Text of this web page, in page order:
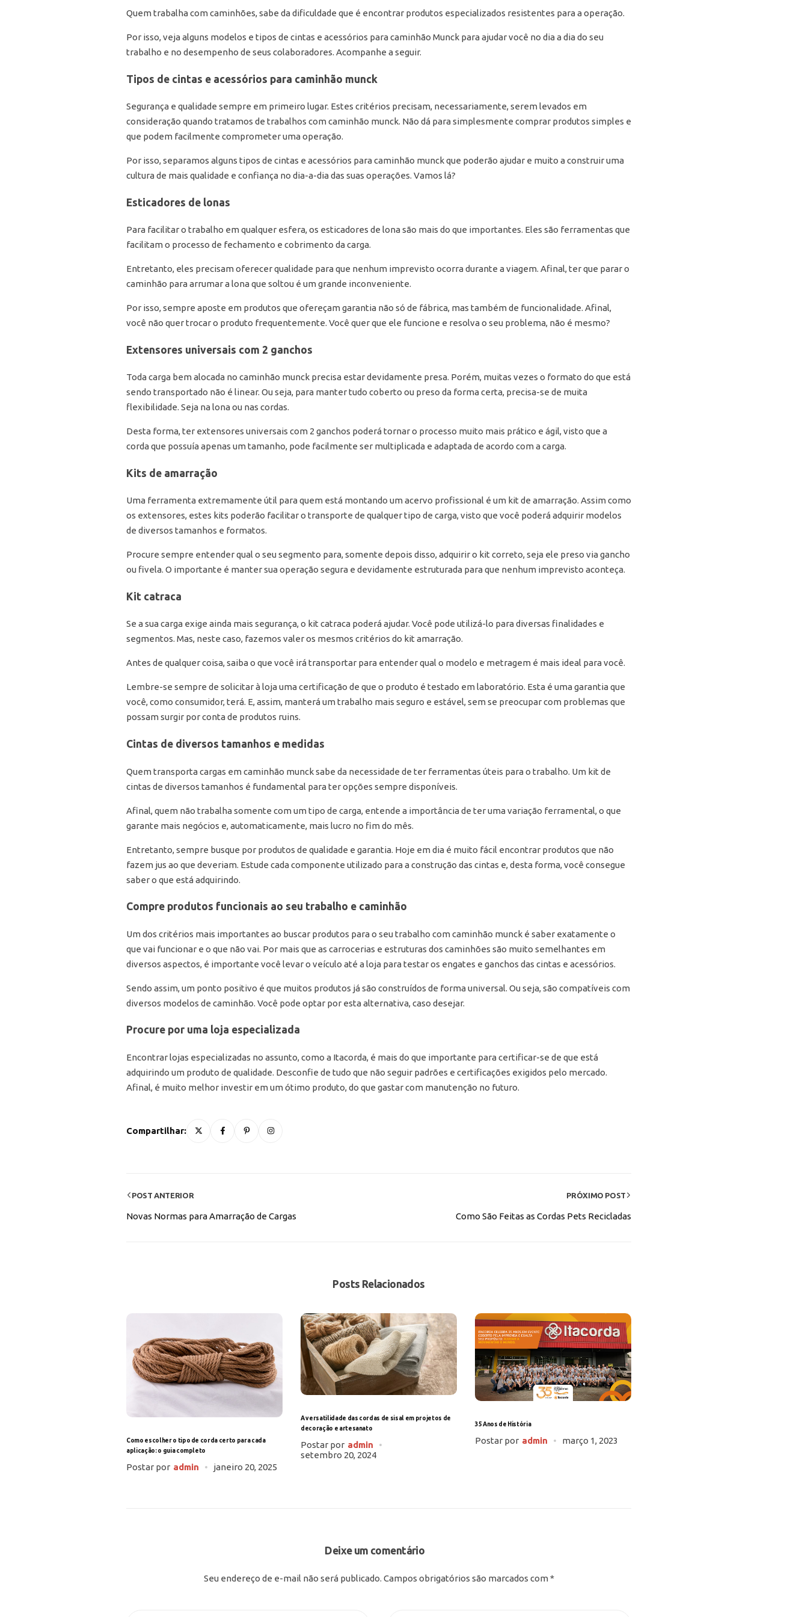
Quem trabalha com caminhões, sabe da dificuldade que é encontrar produtos especializados resistentes para a operação.
Por isso, veja alguns modelos e tipos de cintas e acessórios para caminhão Munck para ajudar você no dia a dia do seu
trabalho e no desempenho de seus colaboradores. Acompanhe a seguir.
Tipos de cintas e acessórios para caminhão munck
Segurança e qualidade sempre em primeiro lugar. Estes critérios precisam, necessariamente, serem levados em
consideração quando tratamos de trabalhos com caminhão munck. Não dá para simplesmente comprar produtos simples e
que podem facilmente comprometer uma operação.
Por isso, separamos alguns tipos de cintas e acessórios para caminhão munck que poderão ajudar e muito a construir uma
cultura de mais qualidade e confiança no dia-a-dia das suas operações. Vamos lá?
Esticadores de lonas
Para facilitar o trabalho em qualquer esfera, os esticadores de lona são mais do que importantes. Eles são ferramentas que
facilitam o processo de fechamento e cobrimento da carga.
Entretanto, eles precisam oferecer qualidade para que nenhum imprevisto ocorra durante a viagem. Afinal, ter que parar o
caminhão para arrumar a lona que soltou é um grande inconveniente.
Por isso, sempre aposte em produtos que ofereçam garantia não só de fábrica, mas também de funcionalidade. Afinal,
você não quer trocar o produto frequentemente. Você quer que ele funcione e resolva o seu problema, não é mesmo?
Extensores universais com 2 ganchos
Toda carga bem alocada no caminhão munck precisa estar devidamente presa. Porém, muitas vezes o formato do que está
sendo transportado não é linear. Ou seja, para manter tudo coberto ou preso da forma certa, precisa-se de muita
flexibilidade. Seja na lona ou nas cordas.
Desta forma, ter extensores universais com 2 ganchos poderá tornar o processo muito mais prático e ágil, visto que a
corda que possuía apenas um tamanho, pode facilmente ser multiplicada e adaptada de acordo com a carga.
Kits de amarração
Uma ferramenta extremamente útil para quem está montando um acervo profissional é um kit de amarração. Assim como
os extensores, estes kits poderão facilitar o transporte de qualquer tipo de carga, visto que você poderá adquirir modelos
de diversos tamanhos e formatos.
Procure sempre entender qual o seu segmento para, somente depois disso, adquirir o kit correto, seja ele preso via gancho
ou fivela. O importante é manter sua operação segura e devidamente estruturada para que nenhum imprevisto aconteça.
Kit catraca
Se a sua carga exige ainda mais segurança, o kit catraca poderá ajudar. Você pode utilizá-lo para diversas finalidades e
segmentos. Mas, neste caso, fazemos valer os mesmos critérios do kit amarração.
Antes de qualquer coisa, saiba o que você irá transportar para entender qual o modelo e metragem é mais ideal para você.
Lembre-se sempre de solicitar à loja uma certificação de que o produto é testado em laboratório. Esta é uma garantia que
você, como consumidor, terá. E, assim, manterá um trabalho mais seguro e estável, sem se preocupar com problemas que
possam surgir por conta de produtos ruins.
Cintas de diversos tamanhos e medidas
Quem transporta cargas em caminhão munck sabe da necessidade de ter ferramentas úteis para o trabalho. Um kit de
cintas de diversos tamanhos é fundamental para ter opções sempre disponíveis.
Afinal, quem não trabalha somente com um tipo de carga, entende a importância de ter uma variação ferramental, o que
garante mais negócios e, automaticamente, mais lucro no fim do mês.
Entretanto, sempre busque por produtos de qualidade e garantia. Hoje em dia é muito fácil encontrar produtos que não
fazem jus ao que deveriam. Estude cada componente utilizado para a construção das cintas e, desta forma, você consegue
saber o que está adquirindo.
Compre produtos funcionais ao seu trabalho e caminhão
Um dos critérios mais importantes ao buscar produtos para o seu trabalho com caminhão munck é saber exatamente o
que vai funcionar e o que não vai. Por mais que as carrocerias e estruturas dos caminhões são muito semelhantes em
diversos aspectos, é importante você levar o veículo até a loja para testar os engates e ganchos das cintas e acessórios.
Sendo assim, um ponto positivo é que muitos produtos já são construídos de forma universal. Ou seja, são compatíveis com
diversos modelos de caminhão. Você pode optar por esta alternativa, caso desejar.
Procure por uma loja especializada
Encontrar lojas especializadas no assunto, como a Itacorda, é mais do que importante para certificar-se de que está
adquirindo um produto de qualidade. Desconfie de tudo que não seguir padrões e certificações exigidos pelo mercado.
Afinal, é muito melhor investir em um ótimo produto, do que gastar com manutenção no futuro.
Compartilhar:
POST ANTERIOR
Novas Normas para Amarração de Cargas
PRÓXIMO POST
Como São Feitas as Cordas Pets Recicladas
Posts Relacionados
Como escolher o tipo de corda certo para cada
aplicação: o guia completo
Postar por admin janeiro 20, 2025
A versatilidade das cordas de sisal em projetos de
decoração e artesanato
Postar por admin
setembro 20, 2024
35 Anos de História
Postar por admin março 1, 2023
Deixe um comentário
Seu endereço de e-mail não será publicado. Campos obrigatórios são marcados com*